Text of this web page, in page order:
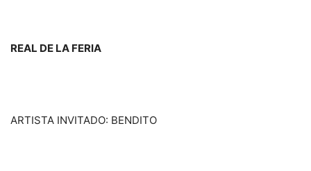
REAL DE LA FERIA
ARTISTA INVITADO: BENDITO